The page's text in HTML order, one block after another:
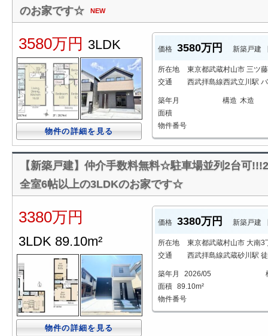
のお家です☆
NEW
3580万円 3LDK
物件の詳細を見る
価格 3580万円 新築戸建
所在地
東京都武蔵村山市 三ツ
交通
西武拝島線西武立川駅
築年月 構造 木造
面積
物件番号
【新築戸建】仲介手数料無料☆駐車場並列2台可
全室6帖以上の3LDKのお家です☆
3380万円
3LDK 89.10m²
物件の詳細を見る
価格 3380万円 新築戸建
所在地
東京都武蔵村山市 大南3
交通
西武拝島線武蔵砂川駅
築年月 2026/05
面積 89.10m²
物件番号